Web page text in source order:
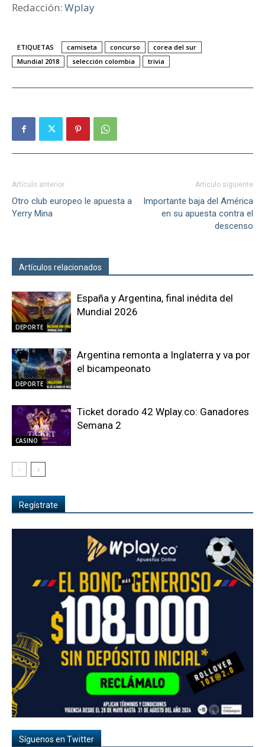
Redacción: Wplay
ETIQUETAS camiseta concurso
corea del sur
Mundial 2018
selección colombia trivia
Artículo anterior
Otro club europeo le apuesta a
Yerry Mina
Artículo siguiente
Importante baja del América
en su apuesta contra el
descenso
Artículos relacionados
DEPORTE
España y Argentina, final inédita del
Mundial 2026
DEPORTE
Argentina remonta a Inglaterra y va por
el bicampeonato
CASINO
Ticket dorado 42 Wplay.co: Ganadores
Semana 2
Regístrate
Síguenos en Twitter